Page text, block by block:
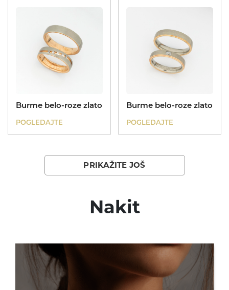
Koreni
Burme belo-roze zlato
POGLEDAJTE
Burme belo-roze zlato
POGLEDAJTE
PRIKAŽITE JOŠ
Nakit